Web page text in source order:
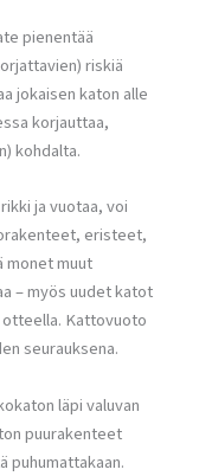
pienentää
riskiä
jokaisen katon alle
korjauttaa,
kohdalta.
ja vuotaa, voi
eristeet,
monet muut
– myös uudet katot
Kattovuoto
seurauksena.
läpi valuvan
puurakenteet
puhumattakaan.